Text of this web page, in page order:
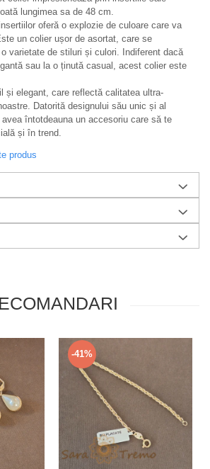
lungimea sa de 48 cm.
oferă o explozie de culoare care va
un colier ușor de asortat, care se
varietate de stiluri și culori. Indiferent dacă
sau la o ținută casual, acest colier este
și elegant, care reflectă calitatea ultra-
Datorită designului său unic și al
întotdeauna un accesoriu care să te
și în trend.
produs
-41%